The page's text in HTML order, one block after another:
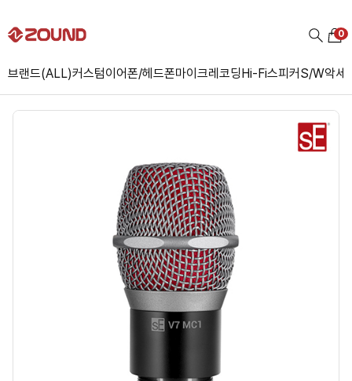
브랜드(ALL)커스텀이어폰/헤드폰마이크레코딩Hi-Fi스피커S/W악세
0